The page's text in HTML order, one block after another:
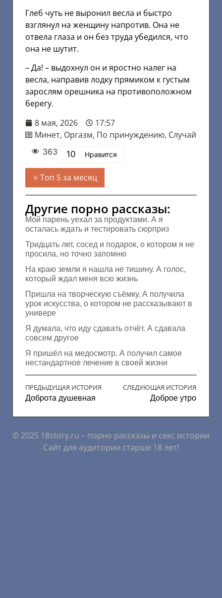
Глеб чуть не выронил весла и быстро
взглянул на женщину напротив. Она не
отвела глаза и он без труда убедился, что
она не шутит.
– Да! – выдохнул он и яростно налег на
весла, направив лодку прямиком к густым
зарослям орешника на противоположном
берегу.
8 мая, 2026
17:57
Минет, Оргазм, По принуждению, Случай
363 10 Нравится
Топ 5 за месяц
Другие порно рассказы:
Мой парень уехал за продуктами. А я
осталась ждать и тестировать сюрприз
Тридцать лет, сосед и подарок, о котором я не
просила, но точно запомню
На краю земли я нашла не тишину. А голос,
который ждал меня всю жизнь
Пришла на творческую съёмку. А получила
урок искусства, о котором не рассказывают в
универе
Я думала, что иду сдавать отчёт. А сдавала
совсем другое
Я пришёл на медосмотр. А получил самое
нестандартное лечение в своей жизни
ПРЕДЫДУЩАЯ ИСТОРИЯ
Доброта душевная
СЛЕДУЮЩАЯ ИСТОРИЯ
Доброе утро
© 2025 18story.ru – порно рассказы и секс истории
Сайт для аудитории старше 18 лет!